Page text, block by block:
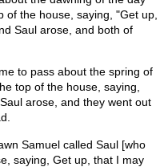
of the house, saying, "Get up,
Saul arose, and both of
to pass about the spring of
top of the house, saying,
arose, and they went out
Samuel called Saul [who
saying, Get up, that I may